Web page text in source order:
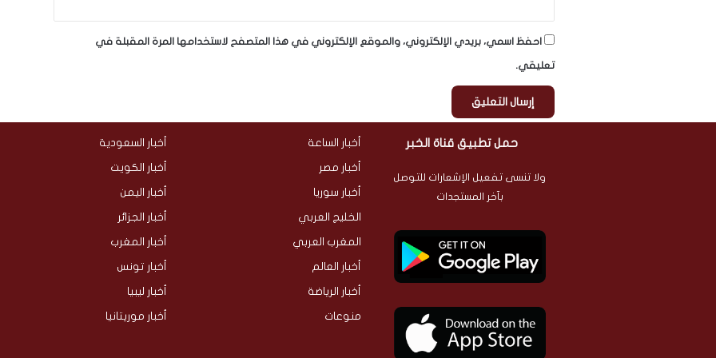
احفظ اسمي، بريدي الإلكتروني، والموقع الإلكتروني في هذا المتصفح لاستخدامها المرة المقبلة في
تعليقي.
حمل تطبيق قناة الخبر
ولا تنسى تفعيل الإشعارات للتوصل
بآخر المستجدات
أخبار الساعة
أخبار مصر
أخبار سوريا
الخليج العربي
المغرب العربي
أخبار العالم
أخبار الرياضة
منوعات
أخبار السعودية
أخبار الكويت
أخبار اليمن
أخبار الجزائر
أخبار المغرب
أخبار تونس
أخبار ليبيا
أخبار موريتانيا